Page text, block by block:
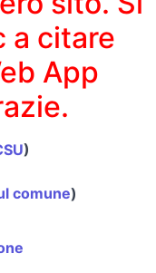
a citare
App
)
comune)